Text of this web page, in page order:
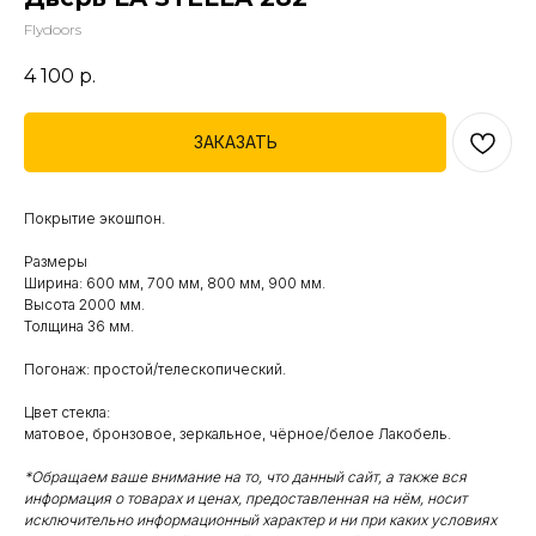
Flydoors
4 100 р.
ЗАКАЗАТЬ
Покрытие экошпон.
Размеры
Ширина: 600 мм, 700 мм, 800 мм, 900 мм.
Высота 2000 мм.
Толщина 36 мм.
Погонаж: простой/телескопический.
Цвет стекла:
матовое, бронзовое, зеркальное, чёрное/белое Лакобель.
*Обращаем ваше внимание на то, что данный сайт, а также вся
информация о товарах и ценах, предоставленная на нём, носит
исключительно информационный характер и ни при каких условиях